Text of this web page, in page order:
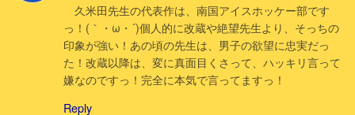
久米田先生の代表作は、南国アイスホッケー部です
っ！(｀・ω・´)個人的に改蔵や絶望先生より、そっちの
印象が強い！あの頃の先生は、男子の欲望に忠実だっ
た！改蔵以降は、変に真面目くさって、ハッキリ言って
嫌なのですっ！完全に本気で言ってますっ！
Reply